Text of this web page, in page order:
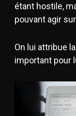
étant hostile,
pouvant agir
On lui attribue
important pour